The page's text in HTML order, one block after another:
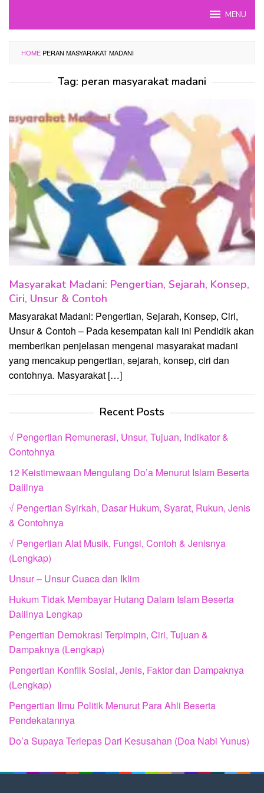
MENU
HOME PERAN MASYARAKAT MADANI
Tag: peran masyarakat madani
Masyarakat Madani: Pengertian, Sejarah, Konsep,
Ciri, Unsur & Contoh
Masyarakat Madani: Pengertian, Sejarah, Konsep, Ciri,
Unsur & Contoh – Pada kesempatan kali ini Pendidik akan
memberikan penjelasan mengenai masyarakat madani
yang mencakup pengertian, sejarah, konsep, ciri dan
contohnya. Masyarakat […]
Recent Posts
√ Pengertian Remunerasi, Unsur, Tujuan, Indikator &
Contohnya
12 Keistimewaan Mengulang Do’a Menurut Islam Beserta
Dalilnya
√ Pengertian Syirkah, Dasar Hukum, Syarat, Rukun, Jenis
& Contohnya
√ Pengertian Alat Musik, Fungsi, Contoh & Jenisnya
(Lengkap)
Unsur – Unsur Cuaca dan Iklim
Hukum Tidak Membayar Hutang Dalam Islam Beserta
Dalilnya Lengkap
Pengertian Demokrasi Terpimpin, Ciri, Tujuan &
Dampaknya (Lengkap)
Pengertian Konflik Sosial, Jenis, Faktor dan Dampaknya
(Lengkap)
Pengertian Ilmu Politik Menurut Para Ahli Beserta
Pendekatannya
Do’a Supaya Terlepas Dari Kesusahan (Doa Nabi Yunus)